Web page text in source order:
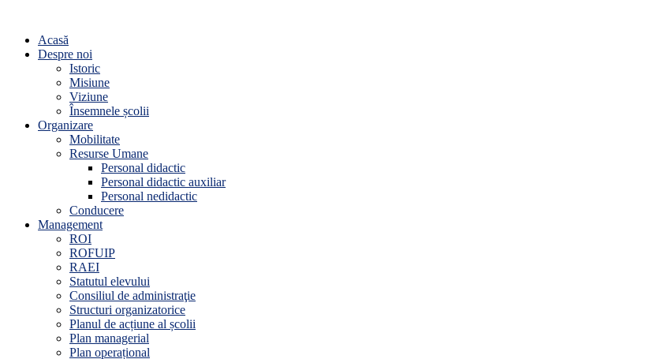
Acasă
Despre noi
Istoric
Misiune
Viziune
Însemnele școlii
Organizare
Mobilitate
Resurse Umane
Personal didactic
Personal didactic auxiliar
Personal nedidactic
Conducere
Management
ROI
ROFUIP
RAEI
Statutul elevului
Consiliul de administraţie
Structuri organizatorice
Planul de acțiune al școlii
Plan managerial
Plan operațional